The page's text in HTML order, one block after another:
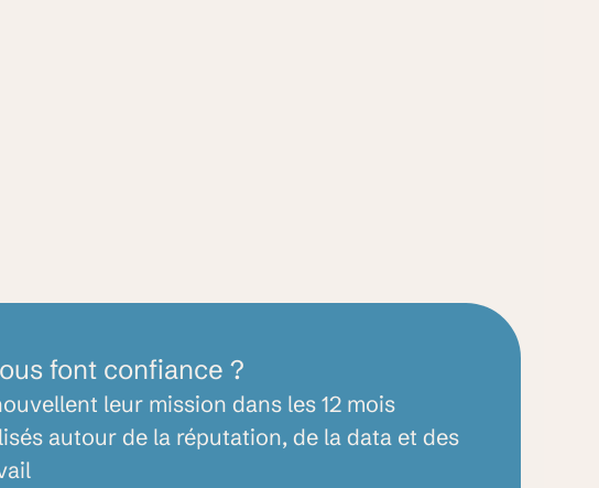
font confiance ?
leur mission dans les 12 mois
autour de la réputation, de la data et des